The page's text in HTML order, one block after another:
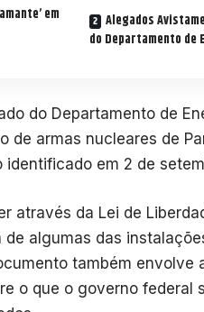
em
Alegados
do Departamento de
do Departamento de
de armas nucleares de
em 2 de
através da Lei de
algumas das
também envolve
o que o governo federal